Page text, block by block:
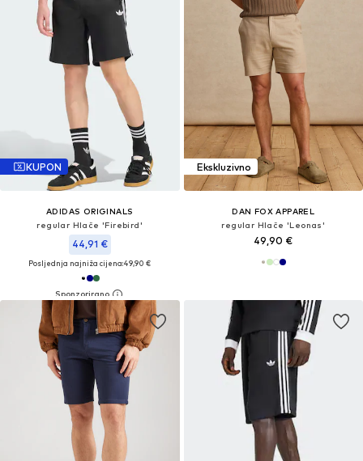
KUPON
ADIDAS ORIGINALS
regular Hlače 'Firebird'
44,91 €
Posljednja najniža cijena:49,90 €
Ekskluzivno
DAN FOX APPAREL
regular Hlače 'Leonas'
49,90 €